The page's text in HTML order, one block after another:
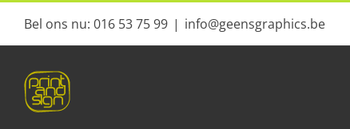
Ga
Bel ons nu: 016 53 75 99 | info@geensgraphics.be